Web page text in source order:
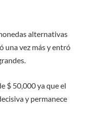
alternativas
una vez más y entró
$ 50,000 ya que el
y permanece